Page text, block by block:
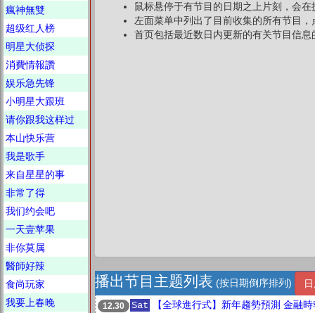
瘋神無雙
超级红人榜
明星大侦探
消費情報讚
娱乐急先锋
小明星大跟班
请你跟我这样过
本山快乐营
我是歌手
来自星星的事
非常了得
我们约会吧
一天壹苹果
非你莫属
醫師好辣
食尚玩家
我要上春晚
鼠标悬停于有节目的日期之上片刻，会
左面菜单中列出了目前收集的所有节目
首页包括最近数日内更新的有关节目信息
播出节目主题列表 (按日期倒序排列)
12.30 Sat
【全球進行式】新年趨勢預測 金融時